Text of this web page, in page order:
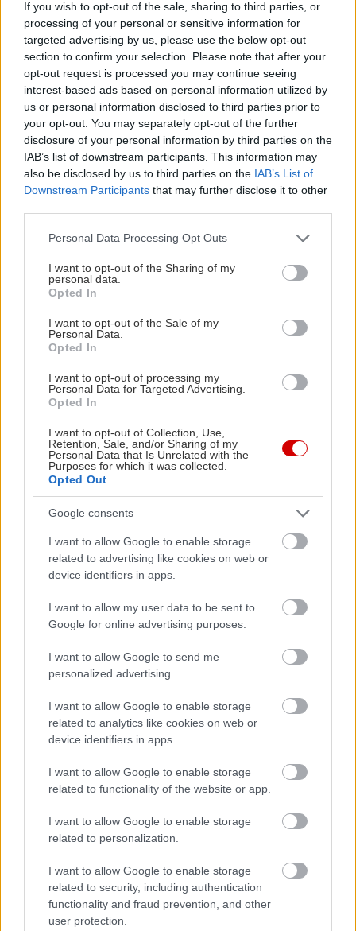
If you wish to opt-out of the sale, sharing to third parties, or
processing of your personal or sensitive information for
targeted advertising by us, please use the below opt-out
section to confirm your selection. Please note that after your
opt-out request is processed you may continue seeing
interest-based ads based on personal information utilized by
us or personal information disclosed to third parties prior to
your opt-out. You may separately opt-out of the further
disclosure of your personal information by third parties on the
IAB’s list of downstream participants. This information may
also be disclosed by us to third parties on the IAB’s List of
Downstream Participants that may further disclose it to other
Please note that this website/app uses one or more Google
not limited to your visit or usage behaviour. You may click to
grant or deny consent to Google and its third-party tags to
use your data for below specified purposes in below Google
consent section.
Personal Data Processing Opt Outs
I want to opt-out of the Sharing of my
personal data.
Opted In
I want to opt-out of the Sale of my
Personal Data.
Opted In
I want to opt-out of processing my
Personal Data for Targeted Advertising.
Opted In
I want to opt-out of Collection, Use,
Retention, Sale, and/or Sharing of my
Personal Data that Is Unrelated with the
Purposes for which it was collected.
Opted Out
Google consents
I want to allow Google to enable storage
related to advertising like cookies on web or
device identifiers in apps.
I want to allow my user data to be sent to
Google for online advertising purposes.
I want to allow Google to send me
personalized advertising.
I want to allow Google to enable storage
related to analytics like cookies on web or
device identifiers in apps.
I want to allow Google to enable storage
related to functionality of the website or app.
I want to allow Google to enable storage
related to personalization.
I want to allow Google to enable storage
related to security, including authentication
functionality and fraud prevention, and other
user protection.
Φαγητό
Η Σαμοθράκη αν και νησί φημίζεται κυρίως για το
κατσικάκι και το αρνάκι της-αμφότερα
ελευθέρας βοσκής. Το φρέσκο ψάρι που
προσφέρεται σε πάμπολλα φαγάδικα του νησιού
μπορεί σε γενικές να θεωρηθεί ακριβό. Για το
λόγο αυτό οι γαστριμαργικές μας προτάσεις πολύ
λίγο περιλαμβάνουν το κατεξοχήν παραθαλάσσιο
μενού.
Αφού περάσετε τη χώρα, δίπλα στο εκκλησάκι,
στη Σωτέραβρίσκεται ίσως η νοστιμότερη...
λαδόκολλα που έχετε ποτέ δοκιμάσει. Μέσα της
θα συναντήσετε το προαναφερθέν αρνάκι και
πρόταση έχει να παρουσιάσει και το χωριό του
προφήτη Ηλία
οποίες όμως καλό θα ήταν να πάτε μέχρι τις 9-
9.30, καθώς μετά τελειώνουν τα πάντα.
Υπολογίστε περίπου 12-13 ευρώ το άτομο.
Όσοι ενδιαφέρονται για να μην διασχίσουν
αποστάσεις,στην Καμαριώτισσαθα βρουν άνω
στην πλατεία, την Κληματαριά, (περίπου 15 ευρώ
Όσοι ενδιαφέρονται για μεταμεσονύκτιο clubbing,
θα απογοητευτούν στη Σαμοθράκη. Εκεί τα
πράγματα είναι ήρεμα και... χαλαρά
τους ρυθμούς κινείται το κέφι στο Αγνάντι, το
συμπαθέστατο μπαράκι στη χώρα από όπου
μπορείτε να απολαύσετε τη θέα στο Αιγαίο και να
ακούσετε τις σωστές μουσικές επιλογές.
Σε άλλο κλίμα, αλλά με δυνατό σημείο τις παρέες
και τις νέες γνωριμίες,το Καφενείο στην είσοδο
πλατανιών για να συνοδεύουν το ούζο σας τις
μεσημεριανές ώρες και κρασοκατάνυξη με μεζέδες
το βράδυ. Κάθε νύχτα όλο και κάποια παρέα θα